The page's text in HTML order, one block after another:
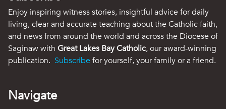
Enjoy inspiring witness stories, insightful advice for daily
living, clear and accurate teaching about the Catholic faith,
and news from around the world and across the Diocese of
Saginaw with Great Lakes Bay Catholic, our award-winning
publication. Subscribe for yourself, your family or a friend.
Navigate